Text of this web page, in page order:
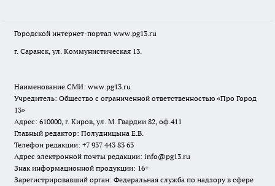
Городской интернет-портал www.pg13.ru
г. Саранск, ул. Коммунистическая 13.
Наименование СМИ: www.pg13.ru
Учредитель: Общество с ограниченной ответственностью «Про Город
13»
Адрес: 610000, г. Киров, ул. М. Гвардии 82, оф.411
Главный редактор: Полудницына Е.В.
Телефон редакции: +7 937 443 83 63
Адрес электронной почты редакции: info@pg13.ru
Знак информационной продукции: 16+
Зарегистрировавший орган: Федеральная служба по надзору в сфере